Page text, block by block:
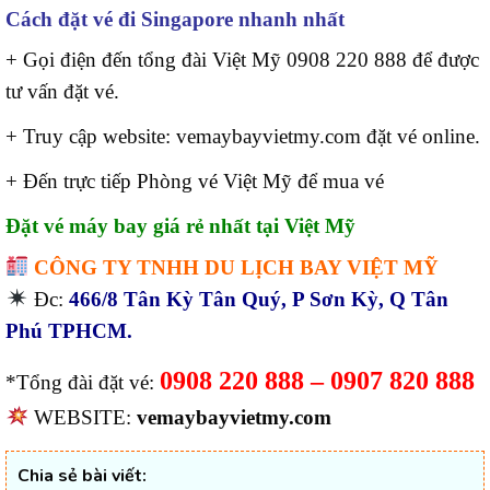
Cách đặt vé đi Singapore nhanh nhất
+ Gọi điện đến tổng đài Việt Mỹ 0908 220 888 để được
tư vấn đặt vé.
+ Truy cập website: vemaybayvietmy.com đặt vé online.
+ Đến trực tiếp Phòng vé Việt Mỹ để mua vé
Đặt vé máy bay giá rẻ nhất tại Việt Mỹ
CÔNG TY TNHH DU LỊCH BAY VIỆT MỸ
Đc: 466/8 Tân Kỳ Tân Quý, P Sơn Kỳ, Q Tân
Phú TPHCM.
*Tổng đài đặt vé: 0908 220 888 – 0907 820 888
WEBSITE:vemaybayvietmy.com
Chia sẻ bài viết: